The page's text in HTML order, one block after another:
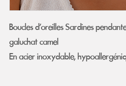
Boucles d'oreilles Sardines
galuchat camel
En acier inoxydable,